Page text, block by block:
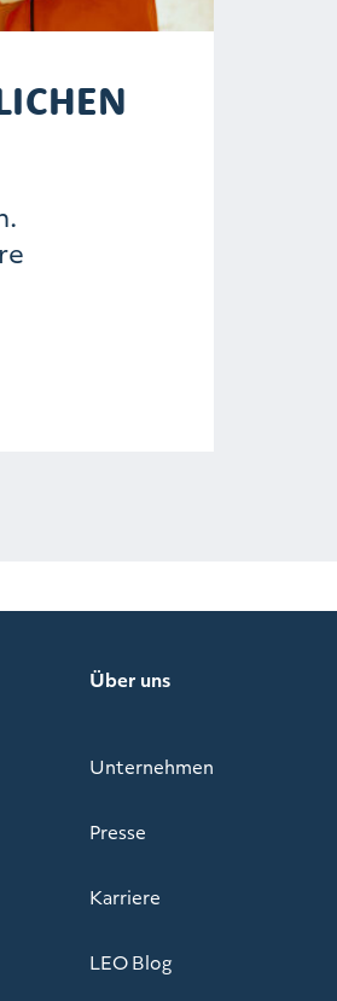
Über uns
Unternehmen
Presse
Karriere
LEO Blog